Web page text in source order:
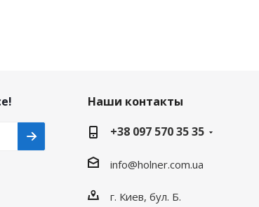
Наши контакты
+38 097 570 35 35
info@holner.com.ua
г. Киев, бул. Б.